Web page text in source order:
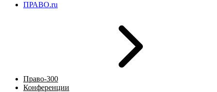
ПРАВО.ru
Право-300
Конференции